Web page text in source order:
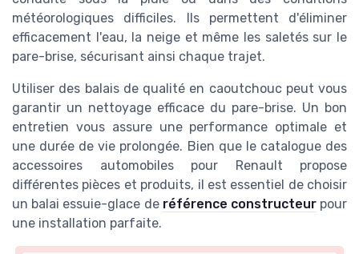
météorologiques difficiles. Ils permettent d'éliminer
efficacement l'eau, la neige et même les saletés sur le
pare-brise, sécurisant ainsi chaque trajet.
Utiliser des balais de qualité en caoutchouc peut vous
garantir un nettoyage efficace du pare-brise. Un bon
entretien vous assure une performance optimale et
une durée de vie prolongée. Bien que le catalogue des
accessoires automobiles pour Renault propose
différentes pièces et produits, il est essentiel de choisir
un balai essuie-glace de référence constructeurpour
une installation parfaite.